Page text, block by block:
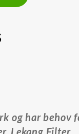
og har behov
Lekang Filter